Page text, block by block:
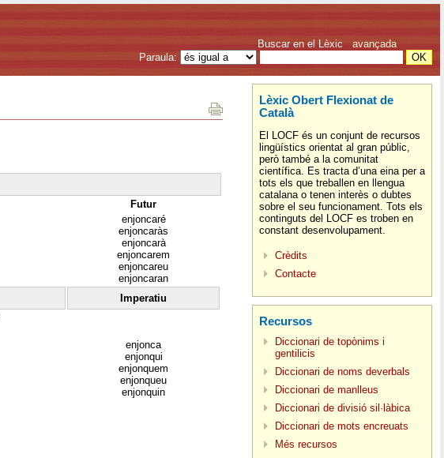
Buscar en el Lèxic avançada
Paraula:
Futur
enjoncaré
enjoncaràs
enjoncarà
enjoncarem
enjoncareu
enjoncaran
Imperatiu
enjonca
enjonqui
enjonquem
enjonqueu
enjonquin
Lèxic Obert Flexionat de
Català
El LOCF és un conjunt de recursos
lingüístics orientat al gran públic,
però també a la comunitat
científica. Es tracta d’una eina per a
tots els que treballen en llengua
catalana o tenen interès o dubtes
sobre el seu funcionament. Tots els
continguts del LOCF es troben en
constant desenvolupament.
Crèdits
Contacte
Recursos
Diccionari de topònims i
gentilicis
Diccionari de noms deverbals
Diccionari de manlleus
Diccionari de divisió sil·làbica
Diccionari de mots encreuats
Més recursos